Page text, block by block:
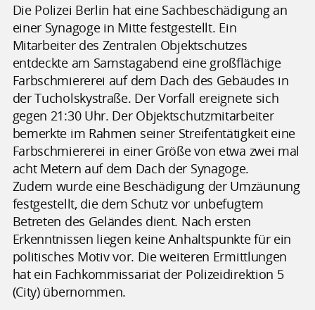
Die Polizei Berlin hat eine Sachbeschädigung an
einer Synagoge in Mitte festgestellt. Ein
Mitarbeiter des Zentralen Objektschutzes
entdeckte am Samstagabend eine großflächige
Farbschmiererei auf dem Dach des Gebäudes in
der Tucholskystraße. Der Vorfall ereignete sich
gegen 21:30 Uhr. Der Objektschutzmitarbeiter
bemerkte im Rahmen seiner Streifentätigkeit eine
Farbschmiererei in einer Größe von etwa zwei mal
acht Metern auf dem Dach der Synagoge.
Zudem wurde eine Beschädigung der Umzäunung
festgestellt, die dem Schutz vor unbefugtem
Betreten des Geländes dient. Nach ersten
Erkenntnissen liegen keine Anhaltspunkte für ein
politisches Motiv vor. Die weiteren Ermittlungen
hat ein Fachkommissariat der Polizeidirektion 5
(City) übernommen.